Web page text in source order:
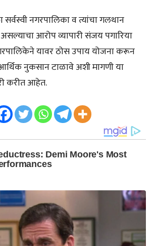
सर्वस्वी नगरपालिका व त्यांचा गलथान
आरोप व्यापारी संजय पगारिया
यावर ठोस उपाय योजना करून
आर्थिक नुकसान टाळावे अशी मागणी या
करीत आहेत.